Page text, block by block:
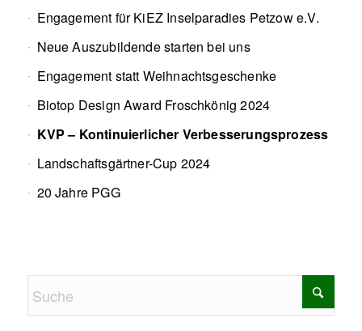
Engagement für KiEZ Inselparadies Petzow e.V.
Neue Auszubildende starten bei uns
Engagement statt Weihnachtsgeschenke
Biotop Design Award Froschkönig 2024
KVP – Kontinuierlicher Verbesserungsprozess
Landschaftsgärtner-Cup 2024
20 Jahre PGG